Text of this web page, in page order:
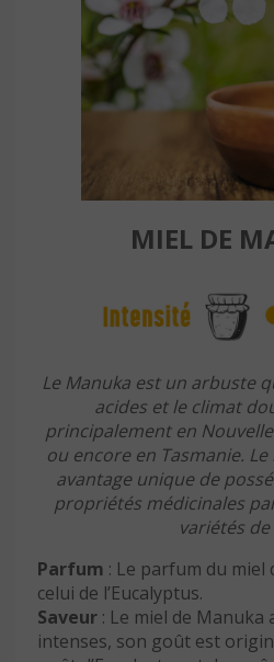
MIEL DE
Le Manuka est un arbuste
acides et le climat
principalement en
ou encore en Tasmanie.
avantage unique de
propriétés médicinales
variétés
Parfum : Le parfum du
celui de l’Eucalyptus.
Saveur : Le miel de Manuka
intenses, son goût est